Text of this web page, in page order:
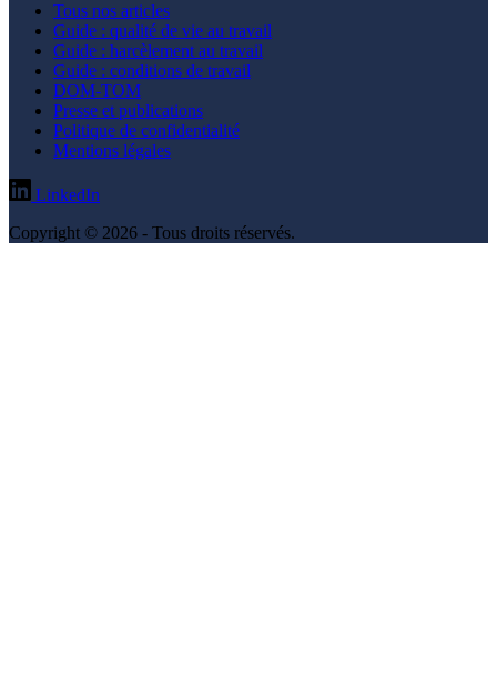
Tous nos articles
Guide : qualité de vie au travail
Guide : harcèlement au travail
Guide : conditions de travail
DOM-TOM
Presse et publications
Politique de confidentialité
Mentions légales
LinkedIn
Copyright © 2026 - Tous droits réservés.